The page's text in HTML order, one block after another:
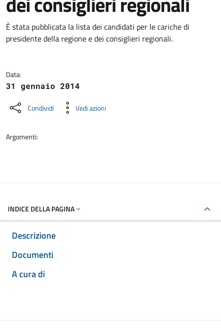
Dettagli della notizia
È stata pubblicata la lista dei candidati per le cariche di
presidente della regione e dei consiglieri regionali.
Data:
31 gennaio 2014
Condividi Vedi azioni
Argomenti:
INDICE DELLA PAGINA
Descrizione
Documenti
A cura di